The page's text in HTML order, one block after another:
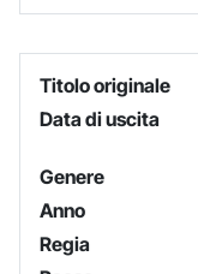
Titolo originale
Data di uscita
Genere
Anno
Regia